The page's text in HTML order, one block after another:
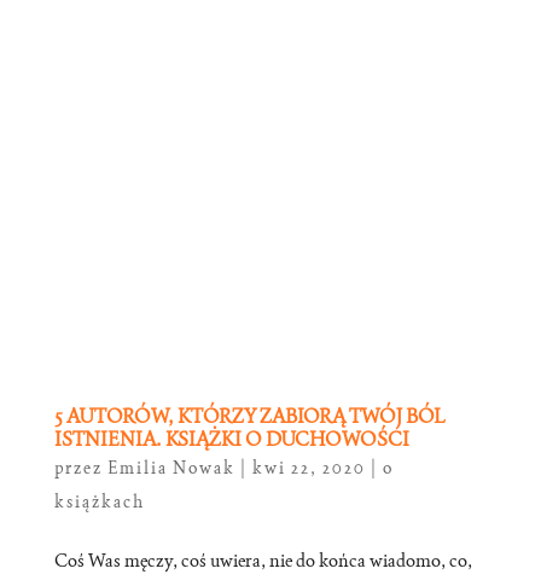
5 AUTORÓW, KTÓRZY ZABIORĄ TWÓJ BÓL
ISTNIENIA. KSIĄŻKI O DUCHOWOŚCI
przez Emilia Nowak kwi 22, 2020
o
książkach
Coś Was męczy, coś uwiera, nie do końca wiadomo, co,